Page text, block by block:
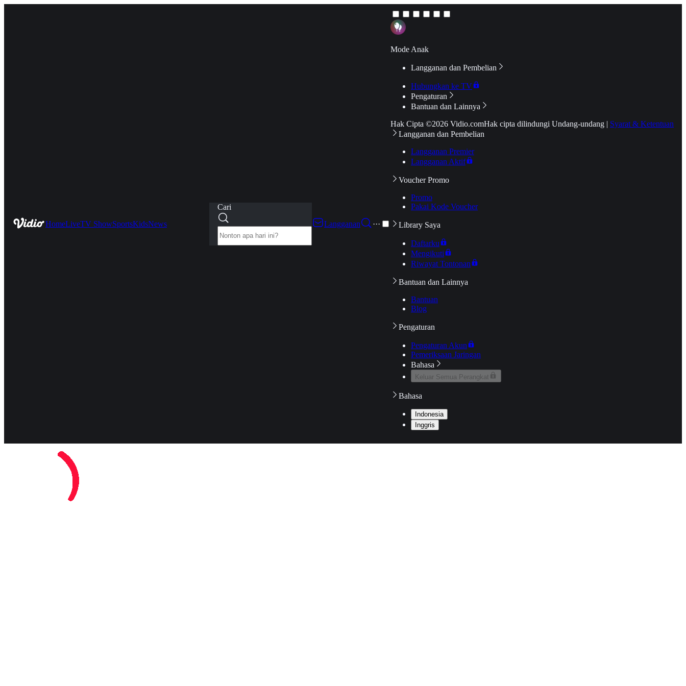
HomeLiveTV ShowSportsKidsNews
Cari
Langganan
···
Mode Anak
Langganan dan Pembelian
Hubungkan ke TV
Pengaturan
Bantuan dan Lainnya
Hak Cipta ©2026 Vidio.comHak cipta dilindungi Undang-undang | Syarat & Ketentuan
Langganan dan Pembelian
Langganan Premier
Langganan Aktif
Voucher Promo
Promo
Pakai Kode Voucher
Library Saya
Daftarku
Mengikuti
Riwayat Tontonan
Bantuan dan Lainnya
Bantuan
Blog
Pengaturan
Pengaturan Akun
Pemeriksaan Jaringan
Bahasa
Keluar Semua Perangkat
Bahasa
Indonesia
Inggris